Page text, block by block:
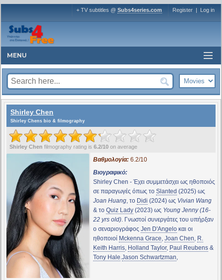
+ TV subtitles @ Subs4series.com Register | Log in
MENU
Shirley Chen
Shirley Chens bio & filmography
Shirley Chen filmography rating is 6.2/10 on average
Βαθμολογία:6.2/10
Βιογραφικό:
Shirley Chen - Έχει συμμετάσχει ως ηθοποιός
σε παραγωγές όπως το Slanted (2025) ως
Joan Huang, το Didi (2024) ως Vivian Wang
& το Quiz Lady(2023) ως Young Jenny (16-
22 yrs old). Γνωστοί συνεργάτες του υπήρξαν
ο σεναριογράφος Jen D'Angeloκαι οι
ηθοποιοί Mckenna Grace, Joan Chen, R.
Keith Harris, Holland Taylor, Paul Reubens&
Tony Hale.Jason Schwartzman,